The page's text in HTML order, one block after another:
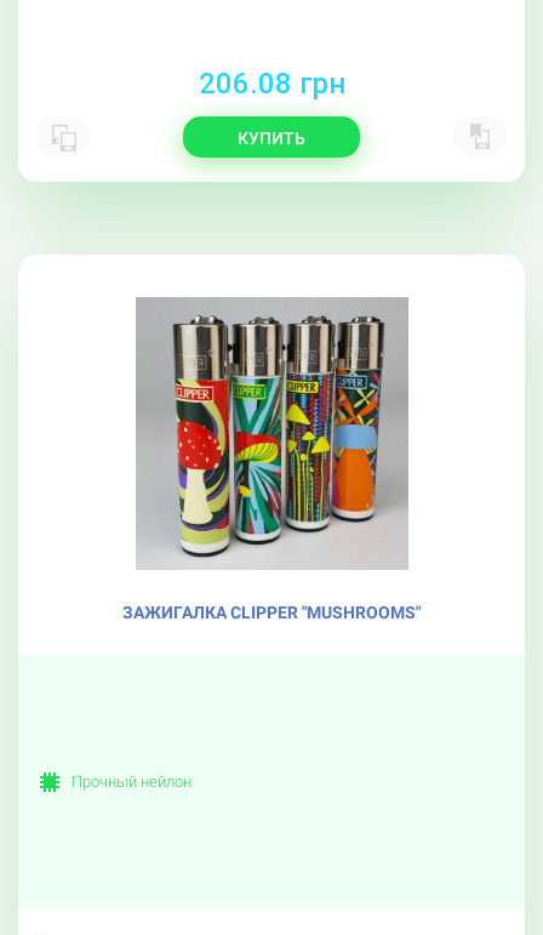
206.08 грн
КУПИТЬ
ЗАЖИГАЛКА CLIPPER "MUSHROOMS"
Прочный нейлон